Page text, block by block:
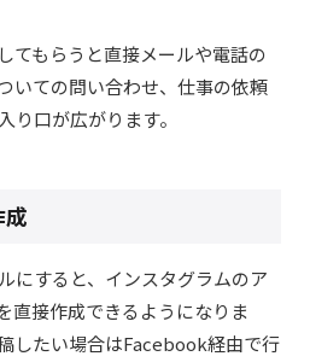
てもらうと直接メールや電話の
いての問い合わせ、仕事の依頼
り口が広がります。
にすると、インスタグラムのア
直接作成できるようになりま
したい場合はFacebook経由で行